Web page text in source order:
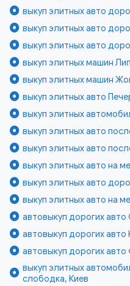
выкуп элитных авто
выкуп элитных авто
выкуп элитных авто
выкуп элитных машин
выкуп элитных машин
выкуп элитных авто
выкуп элитных
выкуп элитных авто
выкуп элитных авто
выкуп элитных авто на
выкуп элитных авто
выкуп элитных авто на
автовыкуп дорогих
автовыкуп дорогих
автовыкуп дорогих
выкуп элитных
слободка, Киев